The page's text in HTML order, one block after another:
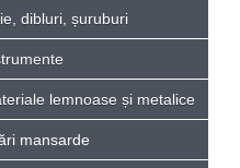
dibluri, șuruburi
lemnoase și metalice
mansarde